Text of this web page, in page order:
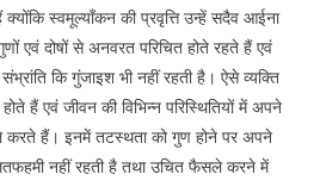
स्वमूल्यॉंकन की प्रवृत्ति उन्हें सदैव आईना
एवं दोषों से अनवरत परिचित होते रहते हैं एवं
कि गुंजाइश भी नहीं रहती है। ऐसे व्यक्ति
हैं एवं जीवन की विभिन्न परिस्थितियों में अपने
हैं। इनमें तटस्थता को गुण होने पर अपने
नहीं रहती है तथा उचित फैसले करने में